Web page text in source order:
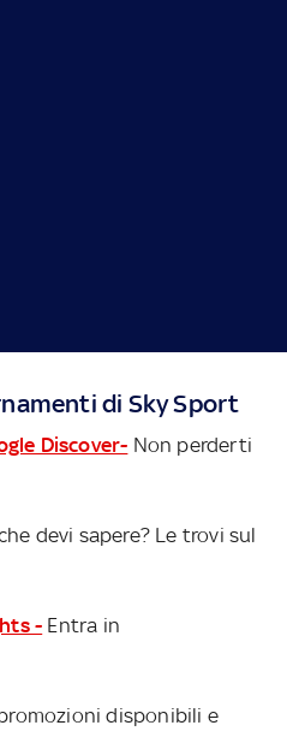
di Sky Sport
Discover- Non perderti
devi sapere? Le trovi sul
- Entra in
disponibili e